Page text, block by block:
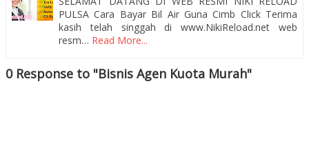
PULSA Cara Bayar Bil Air Guna Cimb Click Terima
kasih telah singgah di www.NikiReload.net web
resm… Read More...
0 Response to "Bisnis Agen Kuota Murah"